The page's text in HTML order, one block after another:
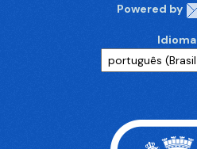
Powered by
Idioma